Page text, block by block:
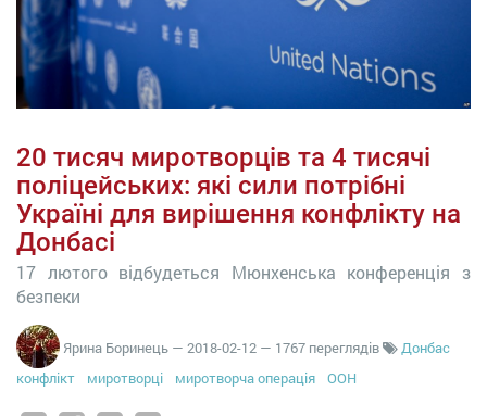
20 тисяч миротворців та 4 тисячі
поліцейських: які сили потрібні
Україні для вирішення конфлікту на
Донбасі
17 лютого відбудеться Мюнхенська конференція з
безпеки
Ярина Боринець — 2018-02-12 — 1767 переглядів
Донбас
конфлікт
миротворці миротворча операція ООН